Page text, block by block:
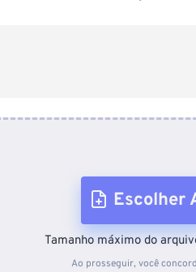
Escolher
Do
Tamanho máximo do
Ao prosseguir, você